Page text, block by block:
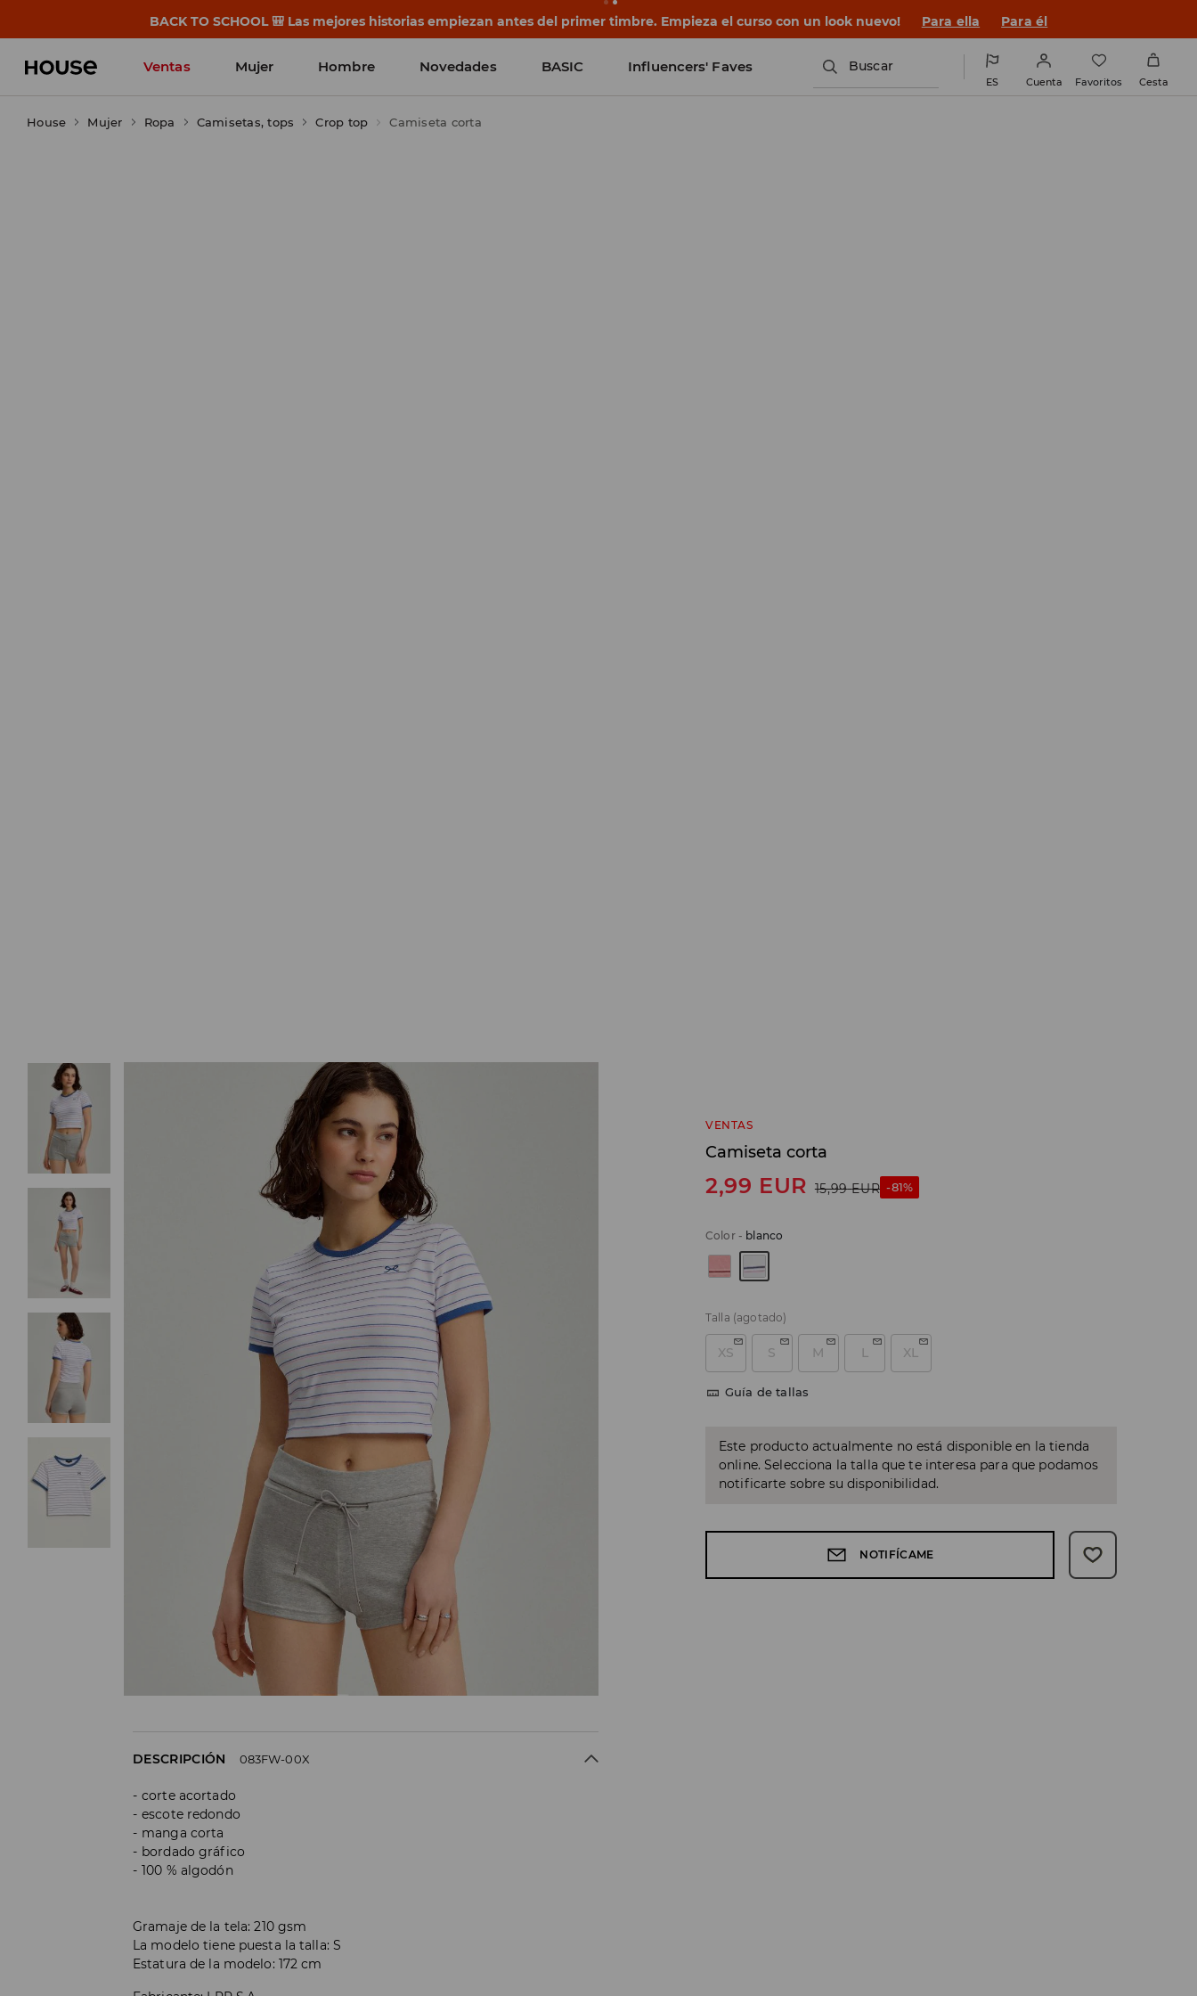
BACK TO SCHOOL 🎒 Las mejores historias empiezan antes del primer timbre. Empieza el curso con un look nuevo! Para ella Para él
Ventas Mujer Hombre Novedades BASIC Influencers' Faves Buscar
ES Cuenta Favoritos Cesta
House Mujer Ropa Camisetas, tops Crop top Camiseta corta
VENTAS
Camiseta corta
2,99 EUR 15,99 EUR -81%
Color- blanco
Talla (agotado)
XS S M L XL
Guía de tallas
Este producto actualmente no está disponible en la tienda
online. Selecciona la talla que te interesa para que podamos
notificarte sobre su disponibilidad.
NOTIFÍCAME
DESCRIPCIÓN 083FW-00X
corte acortado
escote redondo
manga corta
bordado gráfico
100 % algodón
Gramaje de la tela: 210 gsm
La modelo tiene puesta la talla: S
Estatura de la modelo: 172 cm